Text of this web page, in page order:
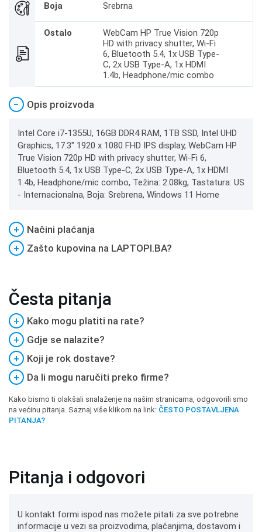
Boja Srebrna
Ostalo
WebCam HP True Vision 720p
HD with privacy shutter, Wi-Fi
6, Bluetooth 5.4, 1x USB Type-
C, 2x USB Type-A, 1x HDMI
1.4b, Headphone/mic combo
− Opis proizvoda
Intel Core i7-1355U, 16GB DDR4 RAM, 1TB SSD, Intel UHD
Graphics, 17.3" 1920 x 1080 FHD IPS display, WebCam HP
True Vision 720p HD with privacy shutter, Wi-Fi 6,
Bluetooth 5.4, 1x USB Type-C, 2x USB Type-A, 1x HDMI
1.4b, Headphone/mic combo, Težina: 2.08kg, Tastatura: US
- Internacionalna, Boja: Srebrena, Windows 11 Home
+
Načini plaćanja
+
Zašto kupovina na LAPTOPI.BA?
Česta pitanja
+
Kako mogu platiti na rate?
+
Gdje se nalazite?
+
Koji je rok dostave?
+
Da li mogu naručiti preko firme?
Kako bismo ti olakšali snalaženje na našim stranicama, odgovorili smo
na većinu pitanja. Saznaj više klikom na link: ČESTO POSTAVLJENA
PITANJA?
Pitanja i odgovori
U kontakt formi ispod nas možete pitati za sve potrebne
informacije u vezi sa proizvodima, plaćanjima, dostavom i